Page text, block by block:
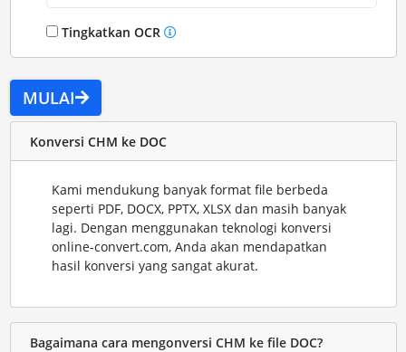
Tingkatkan OCR
MULAI
Konversi CHM ke DOC
Kami mendukung banyak format file berbeda
seperti PDF, DOCX, PPTX, XLSX dan masih banyak
lagi. Dengan menggunakan teknologi konversi
online-convert.com, Anda akan mendapatkan
hasil konversi yang sangat akurat.
Bagaimana cara mengonversi CHM ke file DOC?